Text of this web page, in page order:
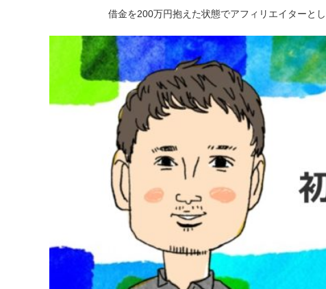
借金を200万円抱えた状態でアフィリエイターと